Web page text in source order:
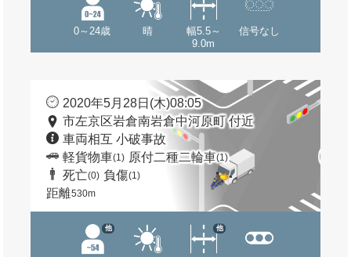
0～24歳 晴
幅5.5～
9.0m
信号なし
2020年5月28日(木)08:05
市左京区岩倉南岩倉中河原町 付近
車両相互 小破事故
軽貨物車(1) 原付二種二輪車(1)
死亡(0) 負傷(1)
距離530m
他 他